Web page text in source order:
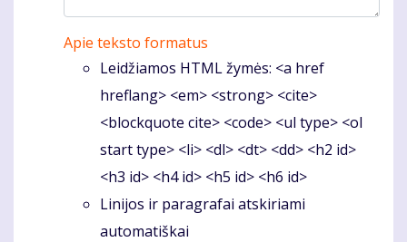
Apie teksto formatus
Leidžiamos HTML žymės: <a href
hreflang> <em> <strong> <cite>
<blockquote cite> <code> <ul type> <ol
start type> <li> <dl> <dt> <dd> <h2 id>
<h3 id> <h4 id> <h5 id> <h6 id>
Linijos ir paragrafai atskiriami
automatiškai